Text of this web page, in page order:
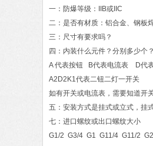
一：防爆等级：IIB或IIC
二：是否有材质：铝合金、钢板
三：尺寸有要求吗？
四：内装什么元件？分别多少个
A 代表按钮 B代表电流表 D代
A2D2K1代表二钮二灯一开关
如有开关或电流表，需要知道开
五：安装方式是挂式或立式，挂
七：进口螺纹或出口螺纹大小
G1/2 G3/4 G1 G11/4 G11/2